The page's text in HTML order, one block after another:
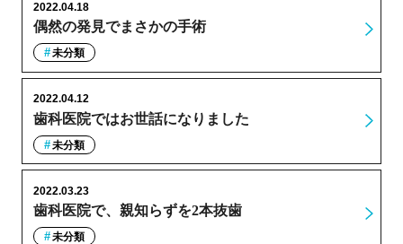
偶然の発見でまさかの手術
2022.04.18
未分類
歯科医院ではお世話になりました
2022.04.12
未分類
歯科医院で、親知らずを2本抜歯
2022.03.23
未分類